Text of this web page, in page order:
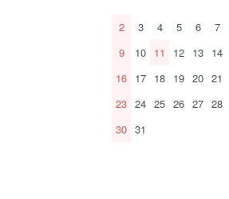
2
3 4 5 6 7
9
10 11 12 13 14
16 17 18 19 20 21
23 24 25 26 27 28
30 31